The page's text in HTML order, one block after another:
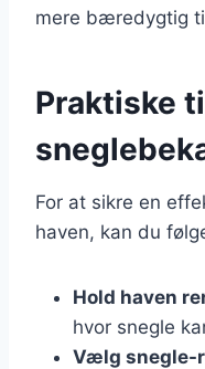
mere bæredygtig
Praktiske
For at sikre en
haven, kan du
Hold haven
hvor snegle
Vælg snegle-